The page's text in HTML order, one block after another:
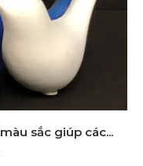
sắc giúp các...